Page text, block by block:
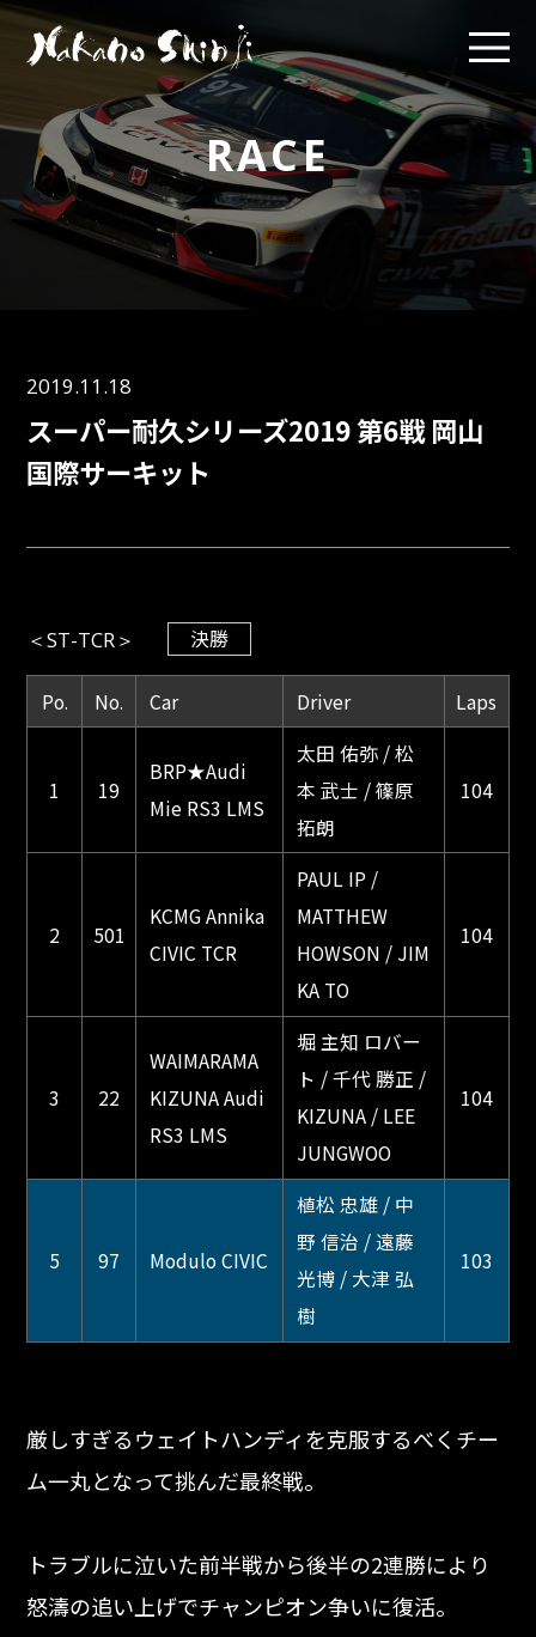
RACE
2019.11.18
スーパー耐久シリーズ2019 第6戦 岡山
国際サーキット
＜ST-TCR＞ 決勝
Po. No. Car Driver Laps
1 19
BRP★Audi
Mie RS3 LMS
太田 佑弥 / 松
本 武士 / 篠原
拓朗
104
2 501
KCMG Annika
CIVIC TCR
PAUL IP /
MATTHEW
HOWSON / JIM
KA TO
104
3 22
WAIMARAMA
KIZUNA Audi
RS3 LMS
堀 主知 ロバー
ト / 千代 勝正 /
KIZUNA / LEE
JUNGWOO
104
5 97 Modulo CIVIC
植松 忠雄 / 中
野 信治 / 遠藤
光博 / 大津 弘
樹
103
厳しすぎるウェイトハンディを克服するべくチー
ム一丸となって挑んだ最終戦。
トラブルに泣いた前半戦から後半の2連勝により
怒濤の追い上げでチャンピオン争いに復活。